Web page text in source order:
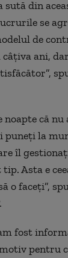
sută din
se
de
ani,
noapte că
puneţi la
îl
Asta e
o faceţi”,
fost
pentru